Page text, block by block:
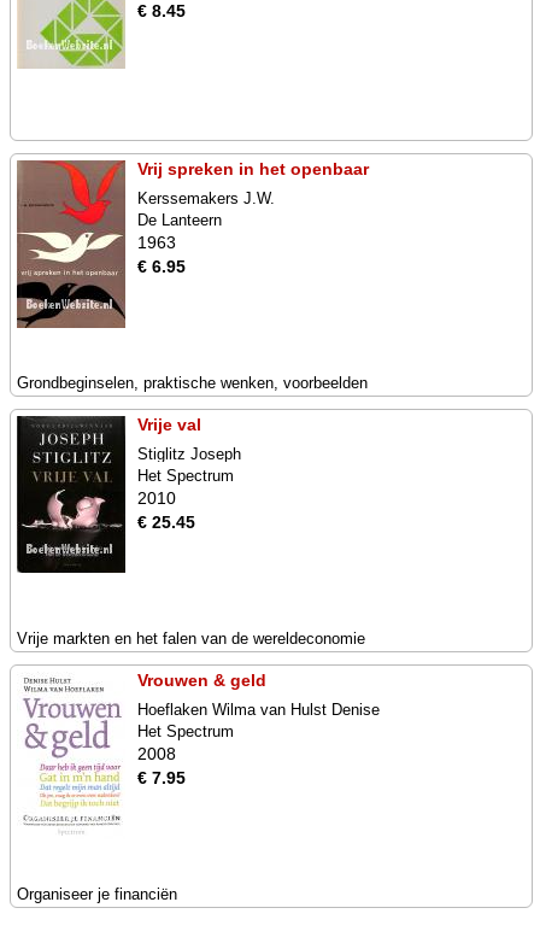
€ 8.45
Vrij spreken in het openbaar
Kerssemakers J.W.
De Lanteern
1963
€ 6.95
Grondbeginselen, praktische wenken, voorbeelden
Vrije val
Stiglitz Joseph
Het Spectrum
2010
€ 25.45
Vrije markten en het falen van de wereldeconomie
Vrouwen & geld
Hoeflaken Wilma van Hulst Denise
Het Spectrum
2008
€ 7.95
Organiseer je financiën